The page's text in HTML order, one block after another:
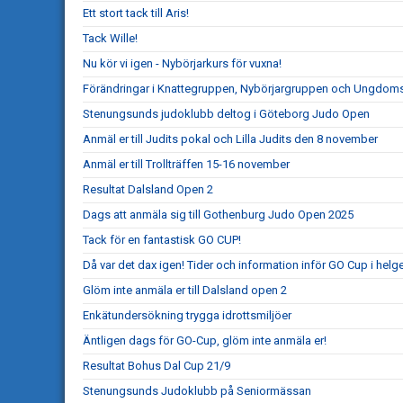
Ett stort tack till Aris!
Tack Wille!
Nu kör vi igen - Nybörjarkurs för vuxna!
Förändringar i Knattegruppen, Nybörjargruppen och
Stenungsunds judoklubb deltog i Göteborg Judo Open
Anmäl er till Judits pokal och Lilla Judits den 8 november
Anmäl er till Trollträffen 15-16 november
Resultat Dalsland Open 2
Dags att anmäla sig till Gothenburg Judo Open 2025
Tack för en fantastisk GO CUP!
Då var det dax igen! Tider och information inför GO Cup i
Glöm inte anmäla er till Dalsland open 2
Enkätundersökning trygga idrottsmiljöer
Äntligen dags för GO-Cup, glöm inte anmäla er!
Resultat Bohus Dal Cup 21/9
Stenungsunds Judoklubb på Seniormässan